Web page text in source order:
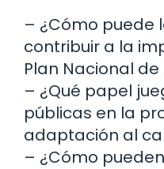
– ¿Cómo puede
contribuir a la
Plan Nacional
– ¿Qué papel
públicas en la
adaptación al
– ¿Cómo